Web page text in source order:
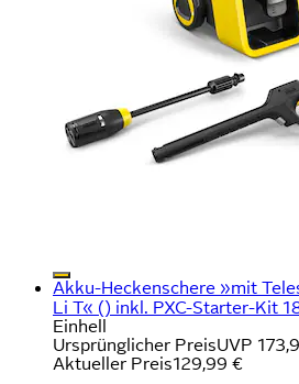
Akku-Heckenschere »mit
Li T« () inkl. PXC-Starter-Kit
Einhell
Ursprünglicher PreisUVP
Aktueller Preis129,99 €